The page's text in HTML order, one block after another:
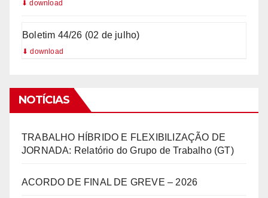
Boletim 44/26 (02 de julho)
NOTÍCIAS
TRABALHO HÍBRIDO E FLEXIBILIZAÇÃO DE
JORNADA: Relatório do Grupo de Trabalho (GT)
ACORDO DE FINAL DE GREVE – 2026